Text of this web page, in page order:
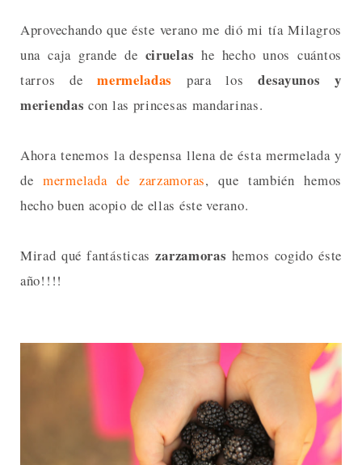
Aprovechando que éste verano me dió mi tía Milagros
una caja grande de ciruelas he hecho unos cuántos
tarros demermeladas para losdesayunos y
meriendas con las princesas mandarinas.
Ahora tenemos la despensa llena de ésta mermelada y
demermelada de zarzamoras, que también hemos
hecho buen acopio de ellas éste verano.
Mirad qué fantásticaszarzamoras hemos cogido éste
año!!!!